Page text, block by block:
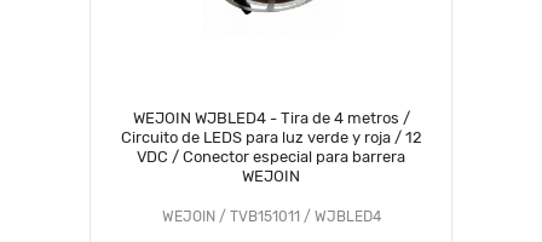
WEJOIN WJBLED4 - Tira de 4 metros /
Circuito de LEDS para luz verde y roja / 12
VDC / Conector especial para barrera
WEJOIN
WEJOIN / TVB151011 / WJBLED4